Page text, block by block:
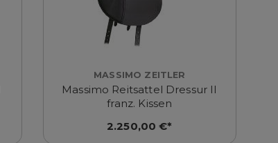
MASSIMO ZEITLER
Massimo Reitsattel Dressur II
franz. Kissen
2.250,00 €*